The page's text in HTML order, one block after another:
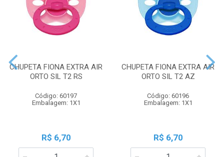
CHUPETA FIONA EXTRA AIR
ORTO SIL T2 RS
Código: 60197
Embalagem: 1X1
R$ 6,70
CHUPETA FIONA EXTRA AIR
ORTO SIL T2 AZ
Código: 60196
Embalagem: 1X1
R$ 6,70